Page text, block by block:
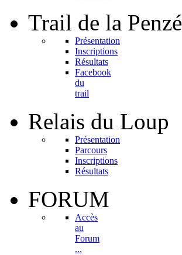
Trail de la Penzé
Présentation
Inscriptions
Résultats
Facebook
du
trail
Relais du Loup
Présentation
Parcours
Inscriptions
Résultats
FORUM
Accès
au
Forum
...